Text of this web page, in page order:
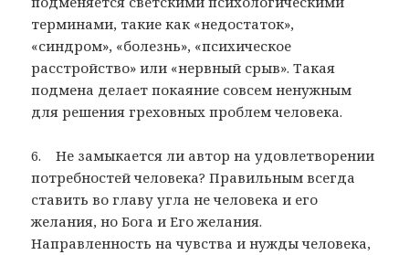
терминами, такие как «недостаток»,
«синдром», «болезнь», «психическое
расстройство» или «нервный срыв». Такая
подмена делает покаяние совсем ненужным
для решения греховных проблем человека.
6. Не замыкается ли автор на удовлетворении
потребностей человека? Правильным всегда
ставить во главу угла не человека и его
желания, но Бога и Его желания.
Направленность на чувства и нужды человека,